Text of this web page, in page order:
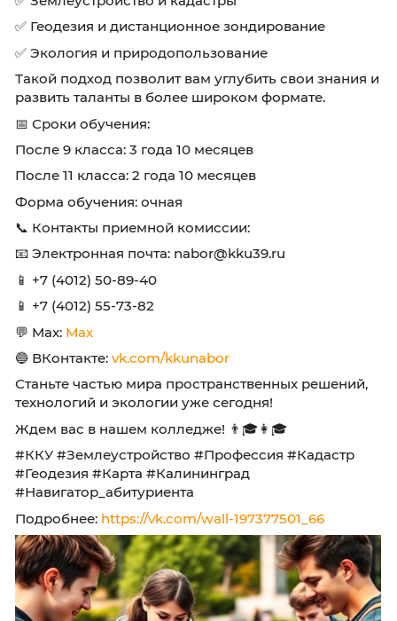
💡 Совет: если вам нравится работать с
технологиями, выбирайте направление с
на ГИС и геодезию. Для тех, кто хочет
оформлением земельных участков,
специализация в области кадастрового
🔹 Возможность продолжить обучение
После получения диплома о среднем
профессиональном образовании вы можете
поступить в вуз по таким направлениям, как:
✅ Землеустройство и кадастры
✅ Экология и природопользование
Такой подход позволит вам углубить свои
развить таланты в более широком формате.
📅 Сроки обучения:
После 9 класса: 3 года 10 месяцев
После 11 класса: 2 года 10 месяцев
Форма обучения: очная
📞 Контакты приемной комиссии:
📧 Электронная почта: nabor@kku39.ru
📱 +7 (4012) 50-89-40
📱 +7 (4012) 55-73-82